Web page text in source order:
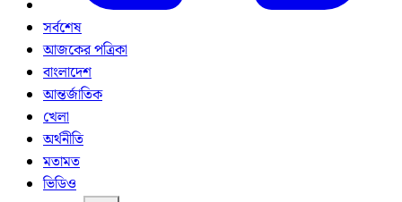
সর্বশেষ
আজকের পত্রিকা
বাংলাদেশ
আন্তর্জাতিক
খেলা
অর্থনীতি
মতামত
ভিডিও